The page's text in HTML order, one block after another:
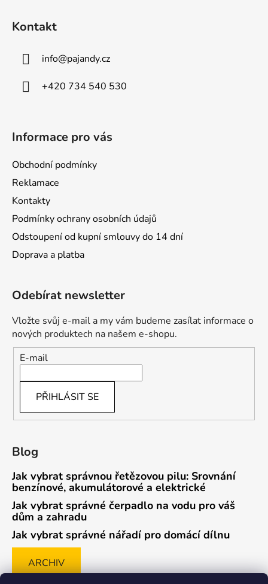
Kontakt
info@pajandy.cz
+420 734 540 530
Informace pro vás
Obchodní podmínky
Reklamace
Kontakty
Podmínky ochrany osobních údajů
Odstoupení od kupní smlouvy do 14 dní
Doprava a platba
Odebírat newsletter
Vložte svůj e-mail a my vám budeme zasílat informace o
nových produktech na našem e-shopu.
E-mail
PŘIHLÁSIT SE
Blog
Jak vybrat správnou řetězovou pilu: Srovnání
benzínové, akumulátorové a elektrické
Jak vybrat správné čerpadlo na vodu pro váš
dům a zahradu
Jak vybrat správné nářadí pro domácí dílnu
ARCHIV